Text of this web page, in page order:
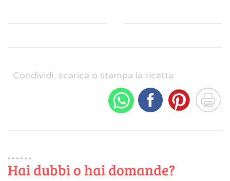
Condividi, scarica o stampa la ricetta
Hai dubbi o hai domande?